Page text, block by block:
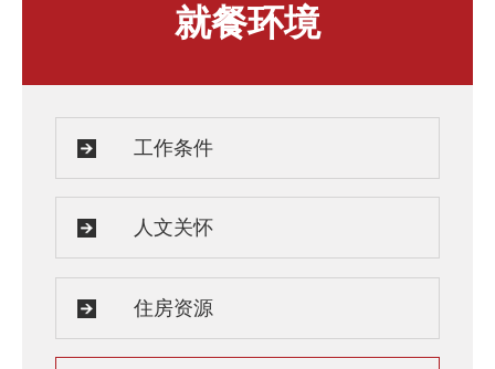
住房资源
服务保障
就餐环境
工作条件
人文关怀
住房资源